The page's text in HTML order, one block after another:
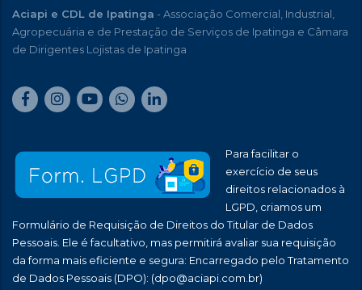
Aciapi e CDL de Ipatinga - Associação Comercial, Industrial,
Agropecuária e de Prestação de Serviços de Ipatinga e Câmara
de Dirigentes Lojistas de Ipatinga
Para facilitar o
exercício de seus
direitos relacionados à
LGPD, criamos um
Formulário de Requisição de Direitos do Titular de Dados
Pessoais. Ele é facultativo, mas permitirá avaliar sua requisição
da forma mais eficiente e segura: Encarregado pelo Tratamento
de Dados Pessoais (DPO): (dpo@aciapi.com.br)